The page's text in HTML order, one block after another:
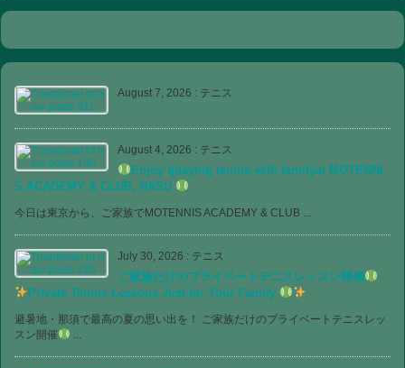
August 7, 2026 : テニス
August 4, 2026 : テニス
Enjoy tplaying tennis with familyat MOTENNI
S ACADEMY & CLUB, NASU
今日は東京から、ご家族でMOTENNIS ACADEMY & CLUB ...
July 30, 2026 : テニス
ご家族だけのプライベートテニスレッスン開催
Private Tennis Lessons Just for Your Family
避暑地・那須で最高の夏の思い出を！ ご家族だけのプライベートテニスレッ
スン開催